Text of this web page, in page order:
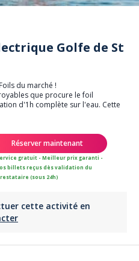
Golfe de St
du marché !
que procure le foil
d'1h complète sur l'eau. Cette
Réserver maintenant
gratuit - Meilleur prix garanti -
billets reçus dès validation du
(sous 24h)
cette activité en